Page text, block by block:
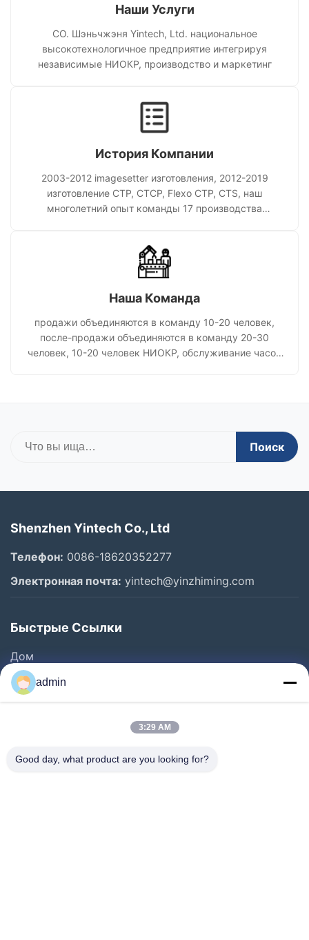
Наши Услуги
CO. Шэньчжэня Yintech, Ltd. национальное
высокотехнологичное предприятие интегрируя
независимые НИОКР, производство и маркетинг
История Компании
2003-2012 imagesetter изготовления, 2012-2019
изготовление CTP, CTCP, Flexo CTP, CTS, наш
многолетний опыт команды 17 производства
Наша Команда
продажи объединяются в команду 10-20 человек,
после-продажи объединяются в команду 20-30
человек, 10-20 человек НИОКР, обслуживание часов
Поиск
Shenzhen Yintech Co., Ltd
Телефон: 0086-18620352277
Электронная почта: yintech@yinzhiming.com
Быстрые Ссылки
Дом
Продукты
Ролики
Путешествие Фабрики
admin
3:29 AM
Good day, what product are you looking for?